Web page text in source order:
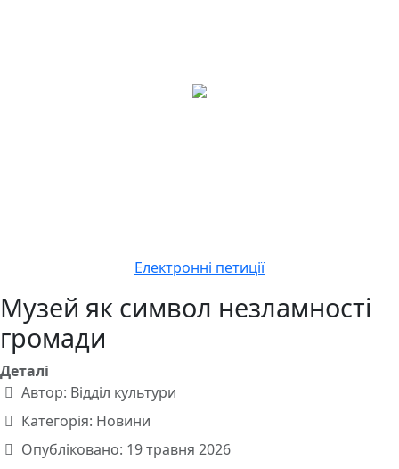
Електронні петиції
Музей як символ незламності
громади
Деталі
Автор: Відділ культури
Категорія: Новини
Опубліковано: 19 травня 2026